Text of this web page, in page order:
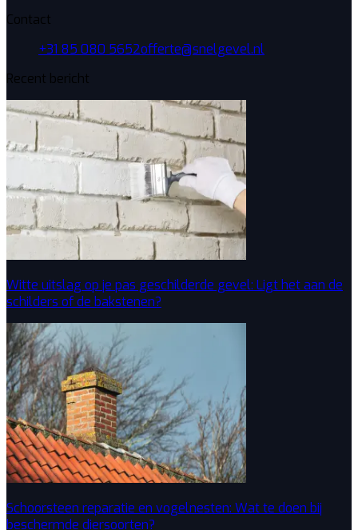
Contact
+31 85 080 5652offerte@snelgevel.nl
Recent bericht
Witte uitslag op je pas geschilderde gevel: Ligt het aan de
schilders of de bakstenen?
Schoorsteen reparatie en vogelnesten: Wat te doen bij
beschermde diersoorten?